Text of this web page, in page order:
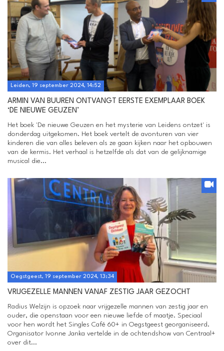
Leiden, 19 september 2024, 14:52
ARMIN VAN BUUREN ONTVANGT EERSTE EXEMPLAAR BOEK
‘DE NIEUWE GEUZEN’
Het boek 'De nieuwe Geuzen en het mysterie van Leidens ontzet' is
donderdag uitgekomen. Het boek vertelt de avonturen van vier
kinderen die van alles beleven als ze gaan kijken naar het opbouwen
van de kermis. Het verhaal is hetzelfde als dat van de gelijknamige
musical die...
Oegstgeest, 19 september 2024, 13:34
VRIJGEZELLE MANNEN VANAF ZESTIG JAAR GEZOCHT
Radius Welzijn is opzoek naar vrijgezelle mannen van zestig jaar en
ouder, die openstaan voor een nieuwe liefde of maatje. Speciaal
voor hen wordt het Singles Café 60+ in Oegstgeest georganiseerd.
Organisator Ivonne Janka vertelde in de ochtendshow van Centraal+
over dit...